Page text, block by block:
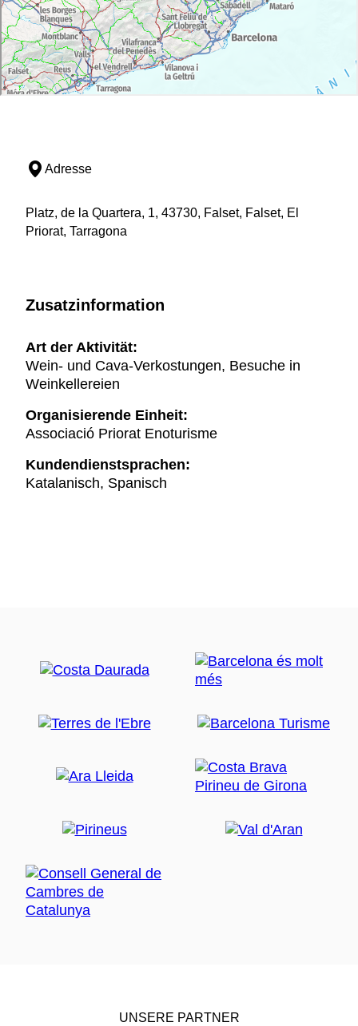
Adresse
Platz, de la Quartera, 1, 43730, Falset, Falset, El
Priorat, Tarragona
Zusatzinformation
Art der Aktivität:
Wein- und Cava-Verkostungen, Besuche in
Weinkellereien
Organisierende Einheit:
Associació Priorat Enoturisme
Kundendienstsprachen:
Katalanisch, Spanisch
UNSERE PARTNER